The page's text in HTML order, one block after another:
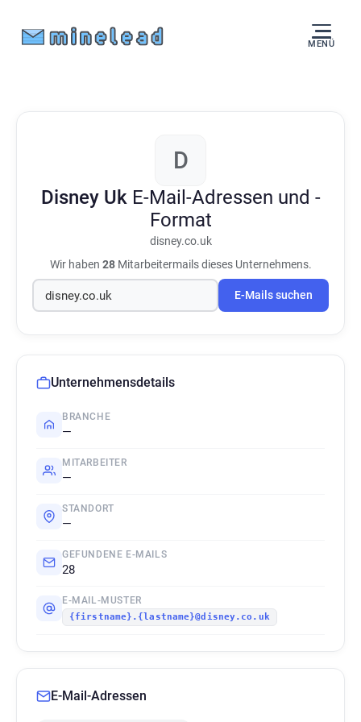
MENÜ
D
Disney Uk E-Mail-Adressen und -
Format
disney.co.uk
Wir haben 28Mitarbeitermails dieses Unternehmens.
E-Mails suchen
Unternehmensdetails
BRANCHE
—
MITARBEITER
—
STANDORT
—
GEFUNDENE E-MAILS
28
E-MAIL-MUSTER
{firstname}.{lastname}@disney.co.uk
E-Mail-Adressen